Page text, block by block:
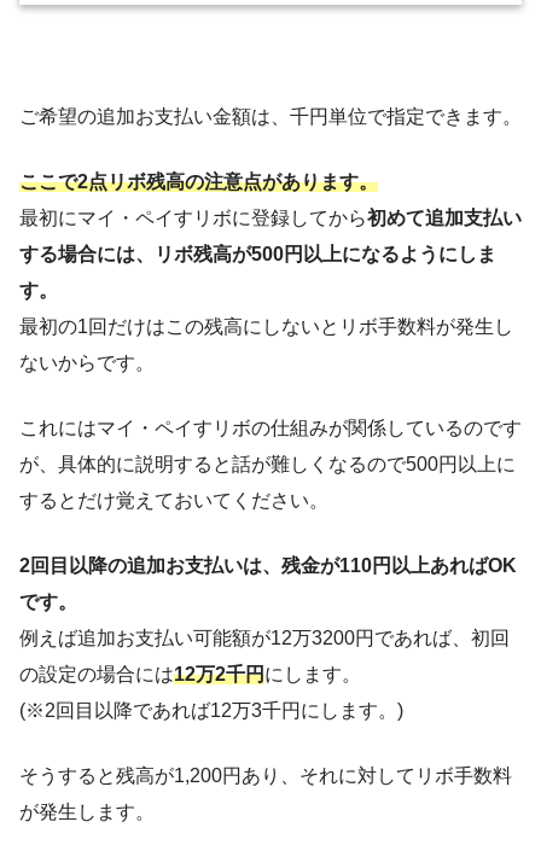
ご希望の追加お支払い金額は、千円単位で指定できます。
ここで2点リボ残高の注意点があります。
最初にマイ・ペイすリボに登録してから初めて追加支払い
する場合には、リボ残高が500円以上になるようにしま
す。
最初の1回だけはこの残高にしないとリボ手数料が発生し
ないからです。
これにはマイ・ペイすリボの仕組みが関係しているのです
が、具体的に説明すると話が難しくなるので500円以上に
するとだけ覚えておいてください。
2回目以降の追加お支払いは、残金が110円以上あればOK
です。
例えば追加お支払い可能額が12万3200円であれば、初回
の設定の場合には12万2千円にします。
(※2回目以降であれば12万3千円にします。)
そうすると残高が1,200円あり、それに対してリボ手数料
が発生します。